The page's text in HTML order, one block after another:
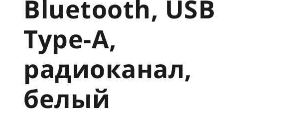
Bluetooth, USB
Type-A,
радиоканал,
белый